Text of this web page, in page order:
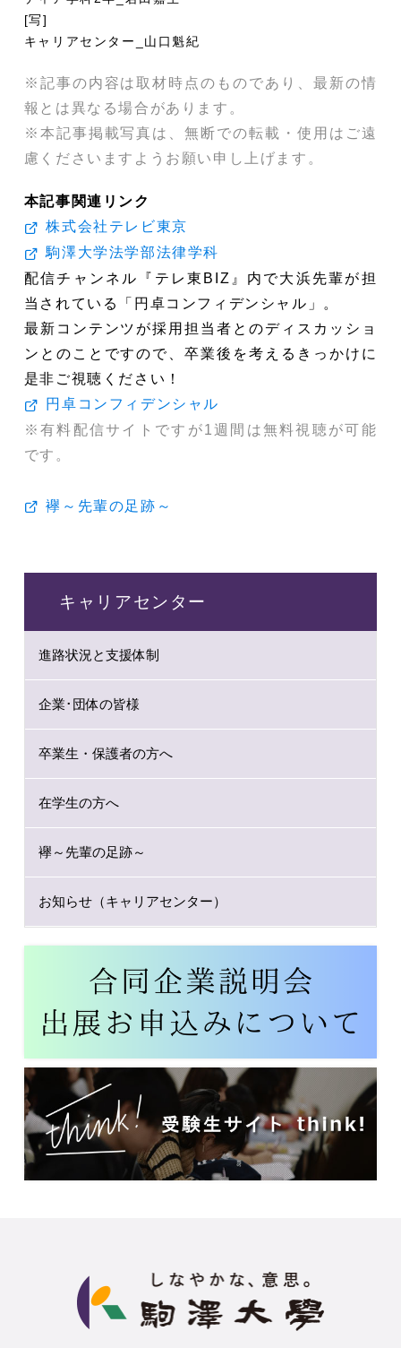
[写]
キャリアセンター_山口魁紀
※記事の内容は取材時点のものであり、最新の情
報とは異なる場合があります。
※本記事掲載写真は、無断での転載・使用はご遠
慮くださいますようお願い申し上げます。
本記事関連リンク
株式会社テレビ東京
駒澤大学法学部法律学科
配信チャンネル『テレ東BIZ』内で大浜先輩が担
当されている「円卓コンフィデンシャル」。
最新コンテンツが採用担当者とのディスカッショ
ンとのことですので、卒業後を考えるきっかけに
是非ご視聴ください！
円卓コンフィデンシャル
※有料配信サイトですが1週間は無料視聴が可能
です。
襷～先輩の足跡～
キャリアセンター
進路状況と支援体制
企業･団体の皆様
卒業生・保護者の方へ
在学生の方へ
襷～先輩の足跡～
お知らせ（キャリアセンター）